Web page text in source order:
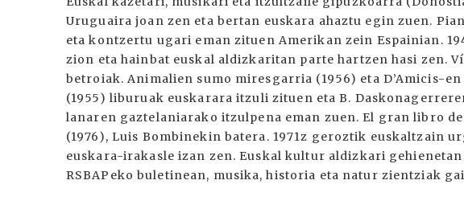
Uruguaira joan zen eta bertan euskara ahaztu egin zuen.
eta kontzertu ugari eman zituen Amerikan zein Espainian.
zion eta hainbat euskal aldizkaritan parte hartzen hasi zen.
betroiak. Animalien sumo miresgarria (1956) eta D’Amicis-
(1955) liburuak euskarara itzuli zituen eta B.
lanaren gaztelaniarako itzulpena eman zuen. El gran libro
(1976), Luis Bombinekin batera. 1971z geroztik euskaltzain
euskara-irakasle izan zen. Euskal kultur aldizkari
RSBAPeko buletinean, musika, historia eta natur zientziak